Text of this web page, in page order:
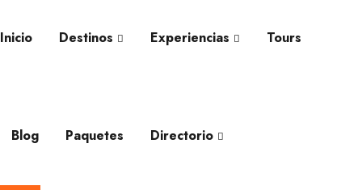
Inicio Destinos Experiencias Tours
Blog Paquetes Directorio